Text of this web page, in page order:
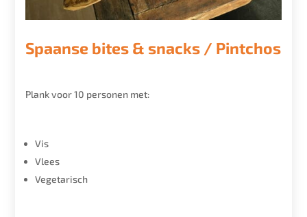
Spaanse bites & snacks / Pintchos
Plank voor 10 personen met:
Vis
Vlees
Vegetarisch